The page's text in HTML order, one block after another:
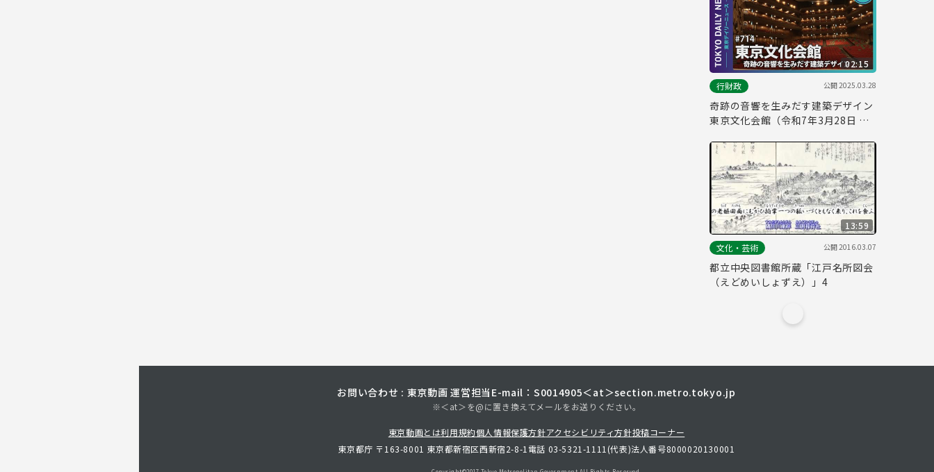
02:15
行財政
公開2025.03.28
奇跡の音響を生みだす建築デザイン
東京文化会館（令和7年3月28日 東
13:59
文化・芸術
公開2016.03.07
都立中央図書館所蔵「江戸名所図会
（えどめいしょずえ）」4
お問い合わせ : 東京動画 運営担当 E-mail：S0014905＜at＞section.metro.tokyo.jp
※＜at＞を@に置き換えてメールをお送りください。
東京動画とは利用規約個人情報保護方針アクセシビリティ方針投稿コーナー
東京都庁 〒163-8001 東京都新宿区西新宿2-8-1 電話 03-5321-1111(代表)法人番号8000020130001